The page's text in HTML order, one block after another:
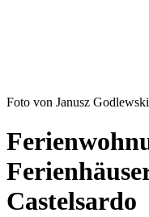
Foto von Janusz Godlewski
Castelsardo